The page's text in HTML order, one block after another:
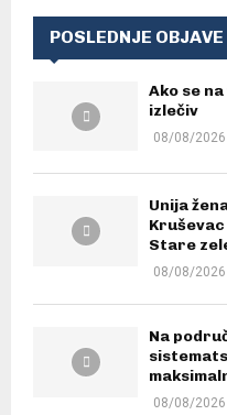
POSLEDNJE OBJAVE
Ako se
izlečiv
08/08/2026
Unija
Stare
08/08/
Na
08/08/